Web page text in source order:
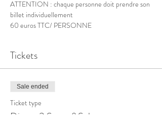
ATTENTION : chaque personne doit prendre son
billet individuellement
60 euros TTC/ PERSONNE
Tickets
Sale ended
Ticket type
Diner <3 Sweet&Salty